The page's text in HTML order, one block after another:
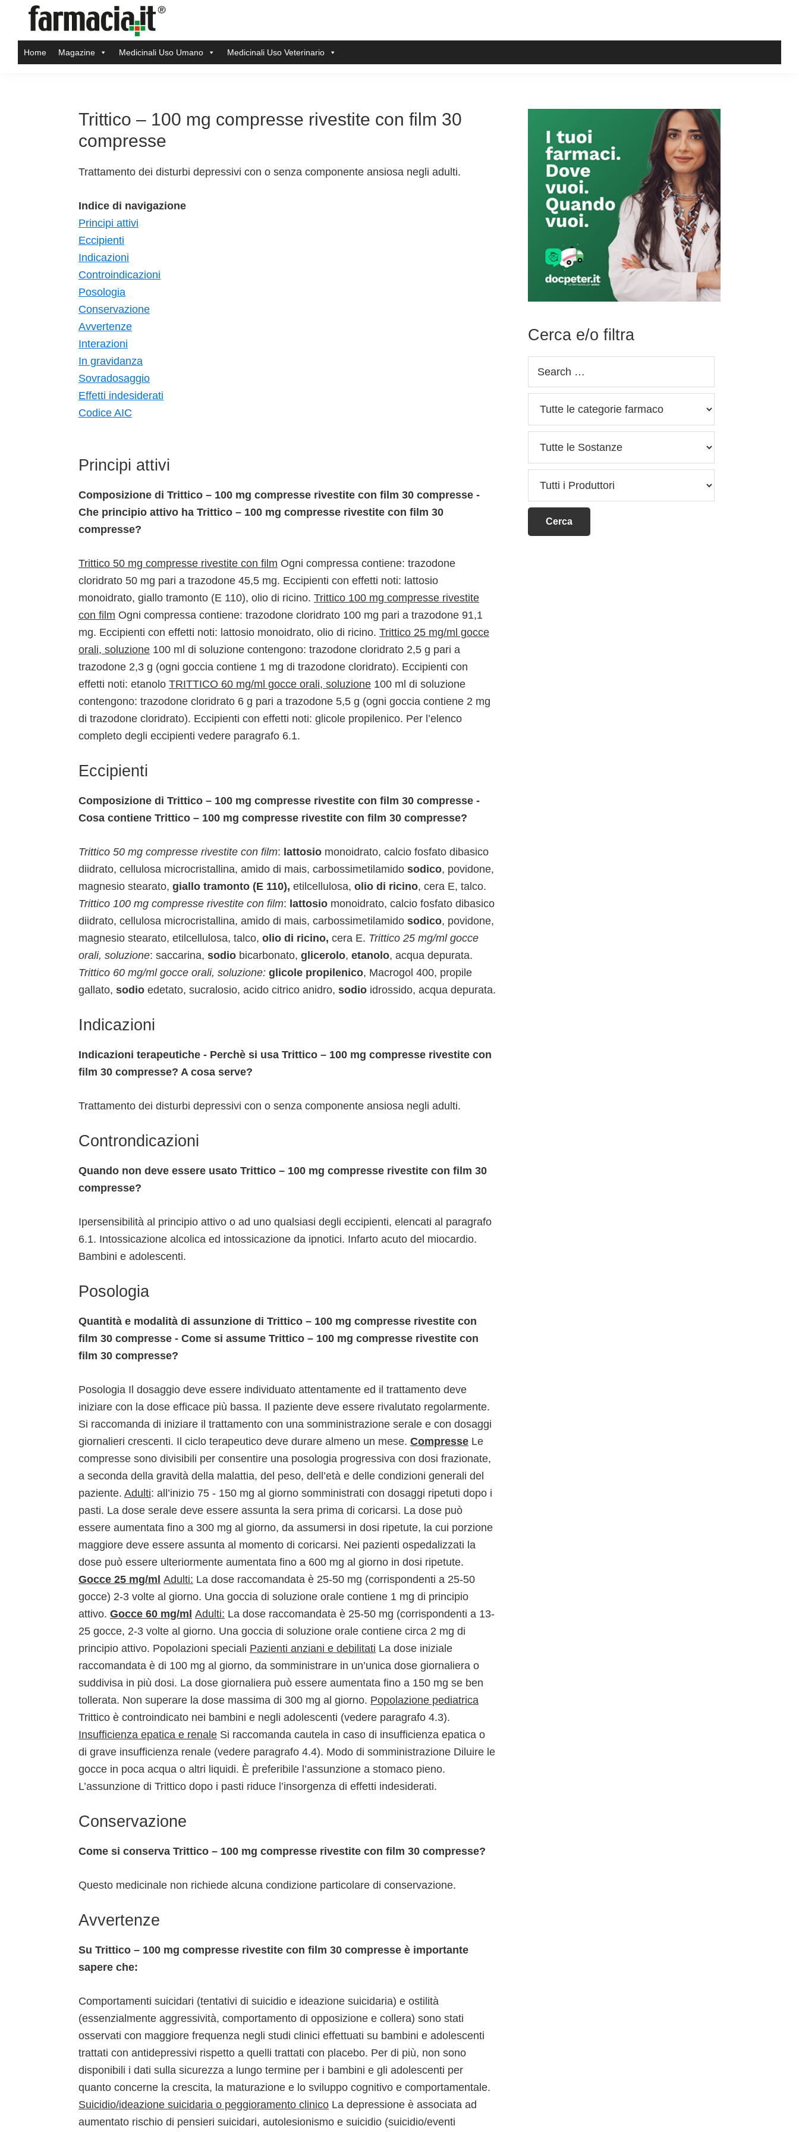
primary
main
primary
footerFarmacia.it
magazine
Home Magazine Medicinali Uso Umano Medicinali Uso Veterinario
Trittico – 100 mg compresse rivestite con film 30
compresse
Trattamento dei disturbi depressivi con o senza componente ansiosa negli adulti.
Indice di navigazione
Principi attivi
Eccipienti
Indicazioni
Controindicazioni
Posologia
Conservazione
Avvertenze
Interazioni
In gravidanza
Sovradosaggio
Effetti indesiderati
Codice AIC
Principi attivi
Composizione di Trittico – 100 mg compresse rivestite con film 30 compresse -
Che principio attivo ha Trittico – 100 mg compresse rivestite con film 30
compresse?
Trittico 50 mg compresse rivestite con film Ogni compressa contiene: trazodone
cloridrato 50 mg pari a trazodone 45,5 mg. Eccipienti con effetti noti: lattosio
monoidrato, giallo tramonto (E 110), olio di ricino. Trittico 100 mg compresse rivestite
con film Ogni compressa contiene: trazodone cloridrato 100 mg pari a trazodone 91,1
mg. Eccipienti con effetti noti: lattosio monoidrato, olio di ricino. Trittico 25 mg/ml gocce
orali, soluzione 100 ml di soluzione contengono: trazodone cloridrato 2,5 g pari a
trazodone 2,3 g (ogni goccia contiene 1 mg di trazodone cloridrato). Eccipienti con
effetti noti: etanolo TRITTICO 60 mg/ml gocce orali, soluzione 100 ml di soluzione
contengono: trazodone cloridrato 6 g pari a trazodone 5,5 g (ogni goccia contiene 2 mg
di trazodone cloridrato). Eccipienti con effetti noti: glicole propilenico. Per l’elenco
completo degli eccipienti vedere paragrafo 6.1.
Eccipienti
Composizione di Trittico – 100 mg compresse rivestite con film 30 compresse -
Cosa contiene Trittico – 100 mg compresse rivestite con film 30 compresse?
Trittico 50 mg compresse rivestite con film: lattosio monoidrato, calcio fosfato dibasico
diidrato, cellulosa microcristallina, amido di mais, carbossimetilamido sodico, povidone,
magnesio stearato, giallo tramonto (E 110), etilcellulosa, olio di ricino, cera E, talco.
Trittico 100 mg compresse rivestite con film: lattosio monoidrato, calcio fosfato dibasico
diidrato, cellulosa microcristallina, amido di mais, carbossimetilamido sodico, povidone,
magnesio stearato, etilcellulosa, talco, olio di ricino, cera E. Trittico 25 mg/ml gocce
orali, soluzione: saccarina, sodio bicarbonato, glicerolo, etanolo, acqua depurata.
Trittico 60 mg/ml gocce orali, soluzione: glicole propilenico, Macrogol 400, propile
gallato, sodio edetato, sucralosio, acido citrico anidro, sodio idrossido, acqua depurata.
Indicazioni
Indicazioni terapeutiche - Perchè si usa Trittico – 100 mg compresse rivestite con
film 30 compresse? A cosa serve?
Trattamento dei disturbi depressivi con o senza componente ansiosa negli adulti.
Controndicazioni
Quando non deve essere usato Trittico – 100 mg compresse rivestite con film 30
compresse?
Ipersensibilità al principio attivo o ad uno qualsiasi degli eccipienti, elencati al paragrafo
6.1. Intossicazione alcolica ed intossicazione da ipnotici. Infarto acuto del miocardio.
Bambini e adolescenti.
Posologia
Quantità e modalità di assunzione di Trittico – 100 mg compresse rivestite con
film 30 compresse - Come si assume Trittico – 100 mg compresse rivestite con
film 30 compresse?
Posologia Il dosaggio deve essere individuato attentamente ed il trattamento deve
iniziare con la dose efficace più bassa. Il paziente deve essere rivalutato regolarmente.
Si raccomanda di iniziare il trattamento con una somministrazione serale e con dosaggi
giornalieri crescenti. Il ciclo terapeutico deve durare almeno un mese. Compresse Le
compresse sono divisibili per consentire una posologia progressiva con dosi frazionate,
a seconda della gravità della malattia, del peso, dell’età e delle condizioni generali del
paziente. Adulti: all’inizio 75 - 150 mg al giorno somministrati con dosaggi ripetuti dopo i
pasti. La dose serale deve essere assunta la sera prima di coricarsi. La dose può
essere aumentata fino a 300 mg al giorno, da assumersi in dosi ripetute, la cui porzione
maggiore deve essere assunta al momento di coricarsi. Nei pazienti ospedalizzati la
dose può essere ulteriormente aumentata fino a 600 mg al giorno in dosi ripetute.
Gocce 25 mg/ml Adulti: La dose raccomandata è 25-50 mg (corrispondenti a 25-50
gocce) 2-3 volte al giorno. Una goccia di soluzione orale contiene 1 mg di principio
attivo. Gocce 60 mg/ml Adulti: La dose raccomandata è 25-50 mg (corrispondenti a 13-
25 gocce, 2-3 volte al giorno. Una goccia di soluzione orale contiene circa 2 mg di
principio attivo. Popolazioni speciali Pazienti anziani e debilitati La dose iniziale
raccomandata è di 100 mg al giorno, da somministrare in un’unica dose giornaliera o
suddivisa in più dosi. La dose giornaliera può essere aumentata fino a 150 mg se ben
tollerata. Non superare la dose massima di 300 mg al giorno. Popolazione pediatrica
Trittico è controindicato nei bambini e negli adolescenti (vedere paragrafo 4.3).
Insufficienza epatica e renale Si raccomanda cautela in caso di insufficienza epatica o
di grave insufficienza renale (vedere paragrafo 4.4). Modo di somministrazione Diluire le
gocce in poca acqua o altri liquidi. È preferibile l’assunzione a stomaco pieno.
L’assunzione di Trittico dopo i pasti riduce l’insorgenza di effetti indesiderati.
Conservazione
Come si conserva Trittico – 100 mg compresse rivestite con film 30 compresse?
Questo medicinale non richiede alcuna condizione particolare di conservazione.
Avvertenze
Su Trittico – 100 mg compresse rivestite con film 30 compresse è importante
sapere che:
Comportamenti suicidari (tentativi di suicidio e ideazione suicidaria) e ostilità
(essenzialmente aggressività, comportamento di opposizione e collera) sono stati
osservati con maggiore frequenza negli studi clinici effettuati su bambini e adolescenti
trattati con antidepressivi rispetto a quelli trattati con placebo. Per di più, non sono
disponibili i dati sulla sicurezza a lungo termine per i bambini e gli adolescenti per
quanto concerne la crescita, la maturazione e lo sviluppo cognitivo e comportamentale.
Suicidio/ideazione suicidaria o peggioramento clinico La depressione è associata ad
aumentato rischio di pensieri suicidari, autolesionismo e suicidio (suicidio/eventi
Sidebar
Cerca e/o filtra